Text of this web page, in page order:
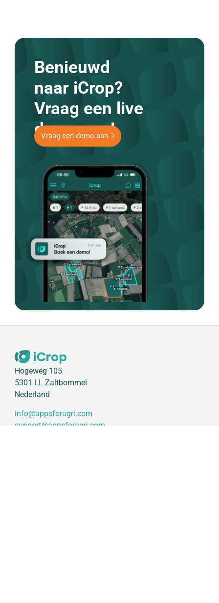
Benieuwd
naar iCrop?
Vraag een live
demo aan!
Vraag een demo aan
Hogeweg 105
5301 LL Zaltbommel
Nederland
info@appsforagri.com
support@appsforagri.com